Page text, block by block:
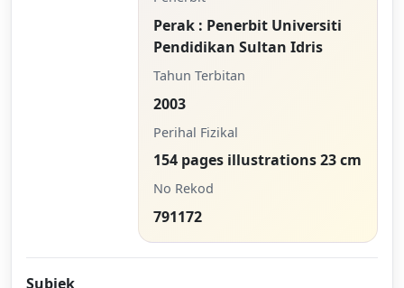
Perak : Penerbit Universiti
Pendidikan Sultan Idris
Tahun Terbitan
2003
Perihal Fizikal
154 pages illustrations 23 cm
No Rekod
791172
Subjek